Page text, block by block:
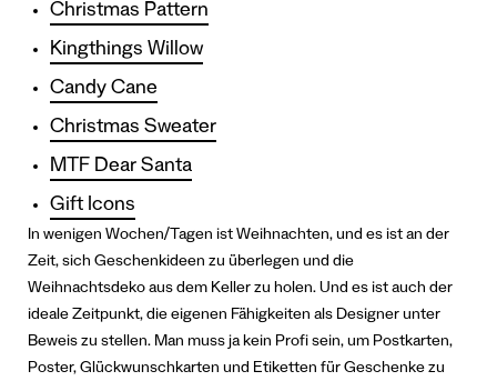
Christmas Pattern
Kingthings Willow
Candy Cane
Christmas Sweater
MTF Dear Santa
Gift Icons
In wenigen Wochen/Tagen ist Weihnachten, und es ist an der
Zeit, sich Geschenkideen zu überlegen und die
Weihnachtsdeko aus dem Keller zu holen. Und es ist auch der
ideale Zeitpunkt, die eigenen Fähigkeiten als Designer unter
Beweis zu stellen. Man muss ja kein Profi sein, um Postkarten,
Poster, Glückwunschkarten und Etiketten für Geschenke zu